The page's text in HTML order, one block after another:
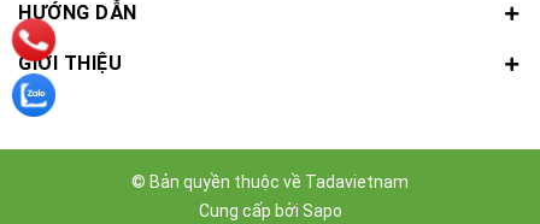
HƯỚNG DẪN
GIỚI THIỆU
© Bản quyền thuộc về Tadavietnam
Cung cấp bởi Sapo